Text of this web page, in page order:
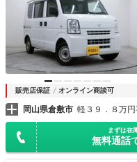
販売店保証 オンライン商談可
岡山県倉敷市 軽３９．８万
まずは在
無料通話